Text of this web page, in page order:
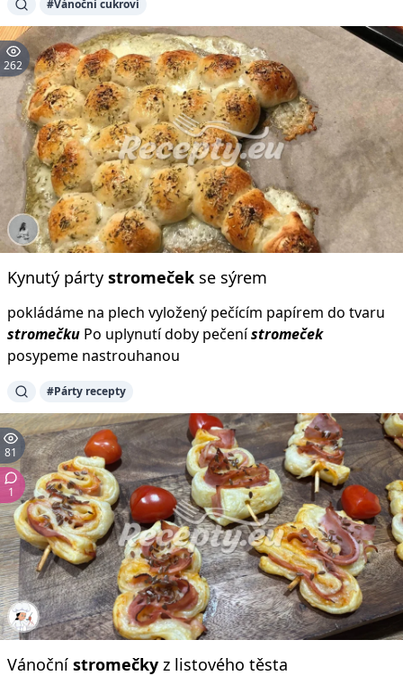
#Vánoční cukroví
262
Kynutý párty stromeček se sýrem
pokládáme na plech vyložený pečícím papírem do tvaru
stromečku Po uplynutí doby pečenístromeček
posypeme nastrouhanou
#Párty recepty
81
1
Vánoční stromečky z listového těsta